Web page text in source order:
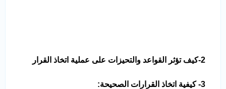
2-كيف تؤثر القواعد والتحيزات على عملية اتخاذ القرار
3- كيفية اتخاذ القرارات الصحيحة: